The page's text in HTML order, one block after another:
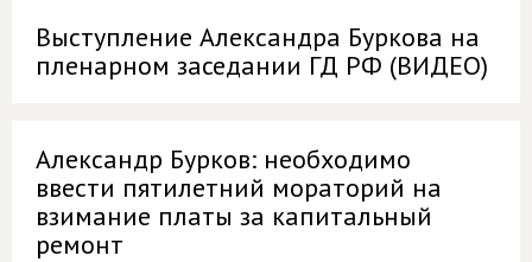
Выступление Александра Буркова на
пленарном заседании ГД РФ (ВИДЕО)
Александр Бурков: необходимо
ввести пятилетний мораторий на
взимание платы за капитальный
ремонт